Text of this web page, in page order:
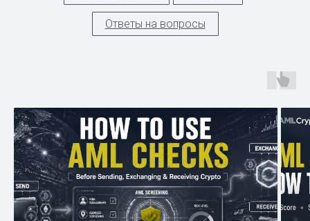
Ответы на вопросы